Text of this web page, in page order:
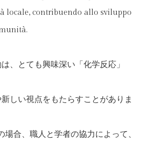
locale, contribuendo allo sviluppo
、とても興味深い「化学反応」
しい視点をもたらすことがありま
合、職人と学者の協力によって、